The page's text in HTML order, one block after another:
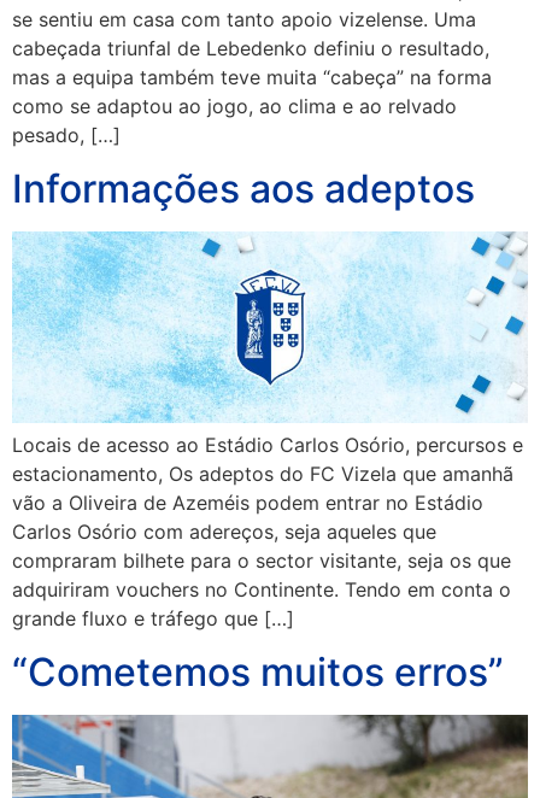
se sentiu em casa com tanto apoio vizelense. Uma
cabeçada triunfal de Lebedenko definiu o resultado,
mas a equipa também teve muita “cabeça” na forma
como se adaptou ao jogo, ao clima e ao relvado
pesado, […]
Informações aos adeptos
Locais de acesso ao Estádio Carlos Osório, percursos e
estacionamento, Os adeptos do FC Vizela que amanhã
vão a Oliveira de Azeméis podem entrar no Estádio
Carlos Osório com adereços, seja aqueles que
compraram bilhete para o sector visitante, seja os que
adquiriram vouchers no Continente. Tendo em conta o
grande fluxo e tráfego que […]
“Cometemos muitos erros”